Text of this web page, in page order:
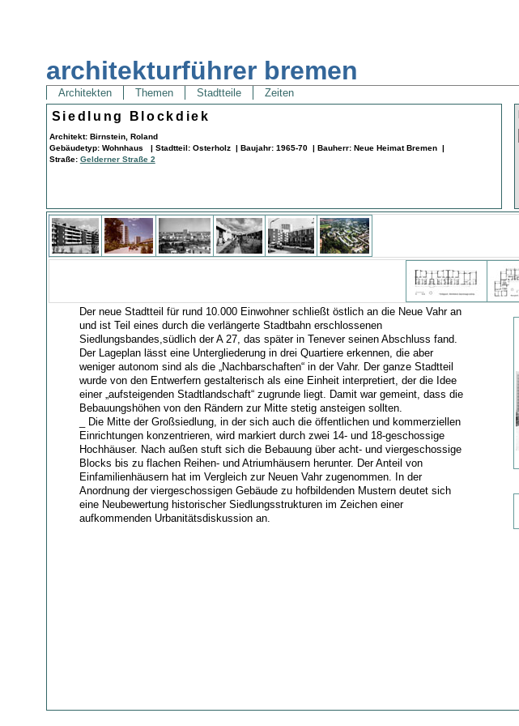
architekturführer bremen
Architekten Themen Stadtteile Zeiten
Siedlung Blockdiek
Architekt: Birnstein, Roland
Gebäudetyp: Wohnhaus | Stadtteil: Osterholz | Baujahr: 1965-70 | Bauherr: Neue Heimat Bremen |
Straße: Gelderner Straße 2
Der neue Stadtteil für rund 10.000 Einwohner schließt östlich an die Neue Vahr an
und ist Teil eines durch die verlängerte Stadtbahn erschlossenen
Siedlungsbandes,südlich der A 27, das später in Tenever seinen Abschluss fand.
Der Lageplan lässt eine Untergliederung in drei Quartiere erkennen, die aber
weniger autonom sind als die „Nachbarschaften“ in der Vahr. Der ganze Stadtteil
wurde von den Entwerfern gestalterisch als eine Einheit interpretiert, der die Idee
einer „aufsteigenden Stadtlandschaft“ zugrunde liegt. Damit war gemeint, dass die
Bebauungshöhen von den Rändern zur Mitte stetig ansteigen sollten.
_ Die Mitte der Großsiedlung, in der sich auch die öffentlichen und kommerziellen
Einrichtungen konzentrieren, wird markiert durch zwei 14- und 18-geschossige
Hochhäuser. Nach außen stuft sich die Bebauung über acht- und viergeschossige
Blocks bis zu flachen Reihen- und Atriumhäusern herunter. Der Anteil von
Einfamilienhäusern hat im Vergleich zur Neuen Vahr zugenommen. In der
Anordnung der viergeschossigen Gebäude zu hofbildenden Mustern deutet sich
eine Neubewertung historischer Siedlungsstrukturen im Zeichen einer
aufkommenden Urbanitätsdiskussion an.